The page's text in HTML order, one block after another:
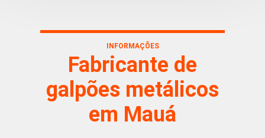
INFORMAÇÕES
Fabricante de
galpões metálicos
em Mauá